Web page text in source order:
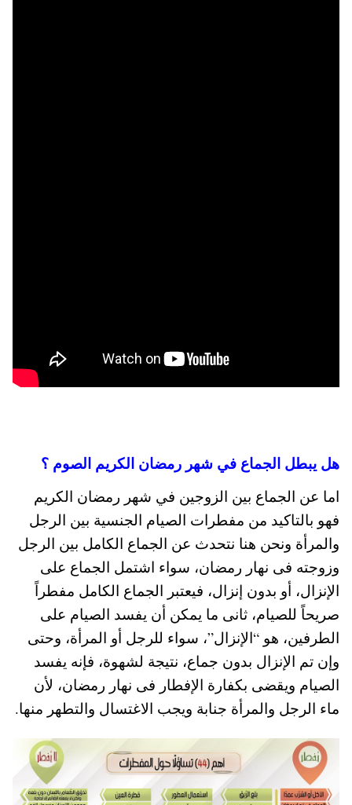
هل يبطل الجماع في شهر رمضان الكريم الصوم ؟
اما عن الجماع بين الزوجين في شهر رمضان الكريم
فهو بالتاكيد من مفطرات الصيام الجنسية بين الرجل
والمرأة ونحن هنا نتحدث عن الجماع الكامل بين الرجل
وزوجته فى نهار رمضان، سواء اشتمل الجماع على
الإنزال، أو بدون إنزال، فيعتبر الجماع الكامل مفطراً
صريحاً للصيام، ثانى ما يمكن أن يفسد الصيام على
الطرفين، هو “الإنزال”، سواء للرجل أو المرأة، وحتى
وإن تم الإنزال بدون جماع، نتيجة لشهوة، فإنه يفسد
الصيام ويقضى بكفارة الإفطار فى نهار رمضان، لأن
ماء الرجل والمرأة جنابة ويجب الاغتسال والتطهر منها.